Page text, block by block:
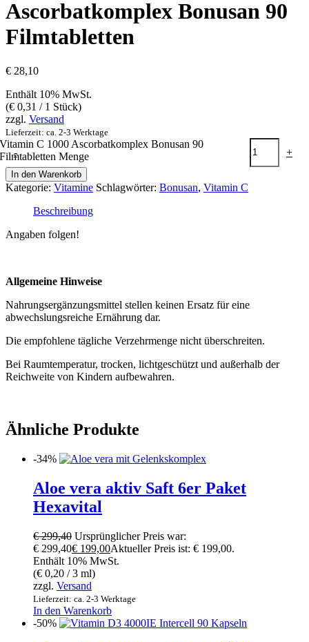
Ascorbatkomplex Bonusan 90
Filmtabletten
€ 28,10
Enthält 10% MwSt.
(€ 0,31 / 1 Stück)
zzgl. Versand
Lieferzeit: ca. 2-3 Werktage
-
C 1000 Ascorbatkomplex Bonusan 90
Menge
+
In den Warenkorb
Kategorie: Vitamine Schlagwörter: Bonusan, Vitamin C
Beschreibung
Angaben folgen!
Allgemeine Hinweise
Nahrungsergänzungsmittel stellen keinen Ersatz für eine
abwechslungsreiche Ernährung dar.
Die empfohlene tägliche Verzehrmenge nicht überschreiten.
Bei Raumtemperatur, trocken, lichtgeschützt und außerhalb der
Reichweite von Kindern aufbewahren.
Ähnliche Produkte
-34%
Aloe vera aktiv Saft 6er Paket
Hexavital
€299,40 Ursprünglicher Preis war:
€ 299,40€ 199,00Aktueller Preis ist: € 199,00.
Enthält 10% MwSt.
(€ 0,20 / 3 ml)
zzgl. Versand
Lieferzeit: ca. 2-3 Werktage
In den Warenkorb
-50%